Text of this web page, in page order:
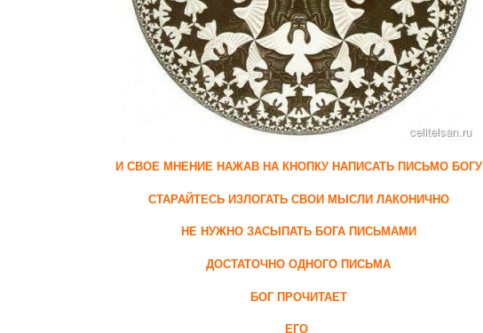
И СВОЕ МНЕНИЕ НАЖАВ НА КНОПКУ НАПИСАТЬ ПИСЬМО БОГУ
СТАРАЙТЕСЬ ИЗЛОГАТЬ СВОИ МЫСЛИ ЛАКОНИЧНО
НЕ НУЖНО ЗАСЫПАТЬ БОГА ПИСЬМАМИ
ДОСТАТОЧНО ОДНОГО ПИСЬМА
БОГ ПРОЧИТАЕТ
ЕГО